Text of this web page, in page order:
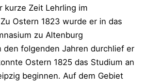
kurze Zeit Lehrling im
Ostern 1823 wurde er in das
zu Altenburg
den folgenden Jahren durchlief er
Ostern 1825 das Studium an
beginnen. Auf dem Gebiet